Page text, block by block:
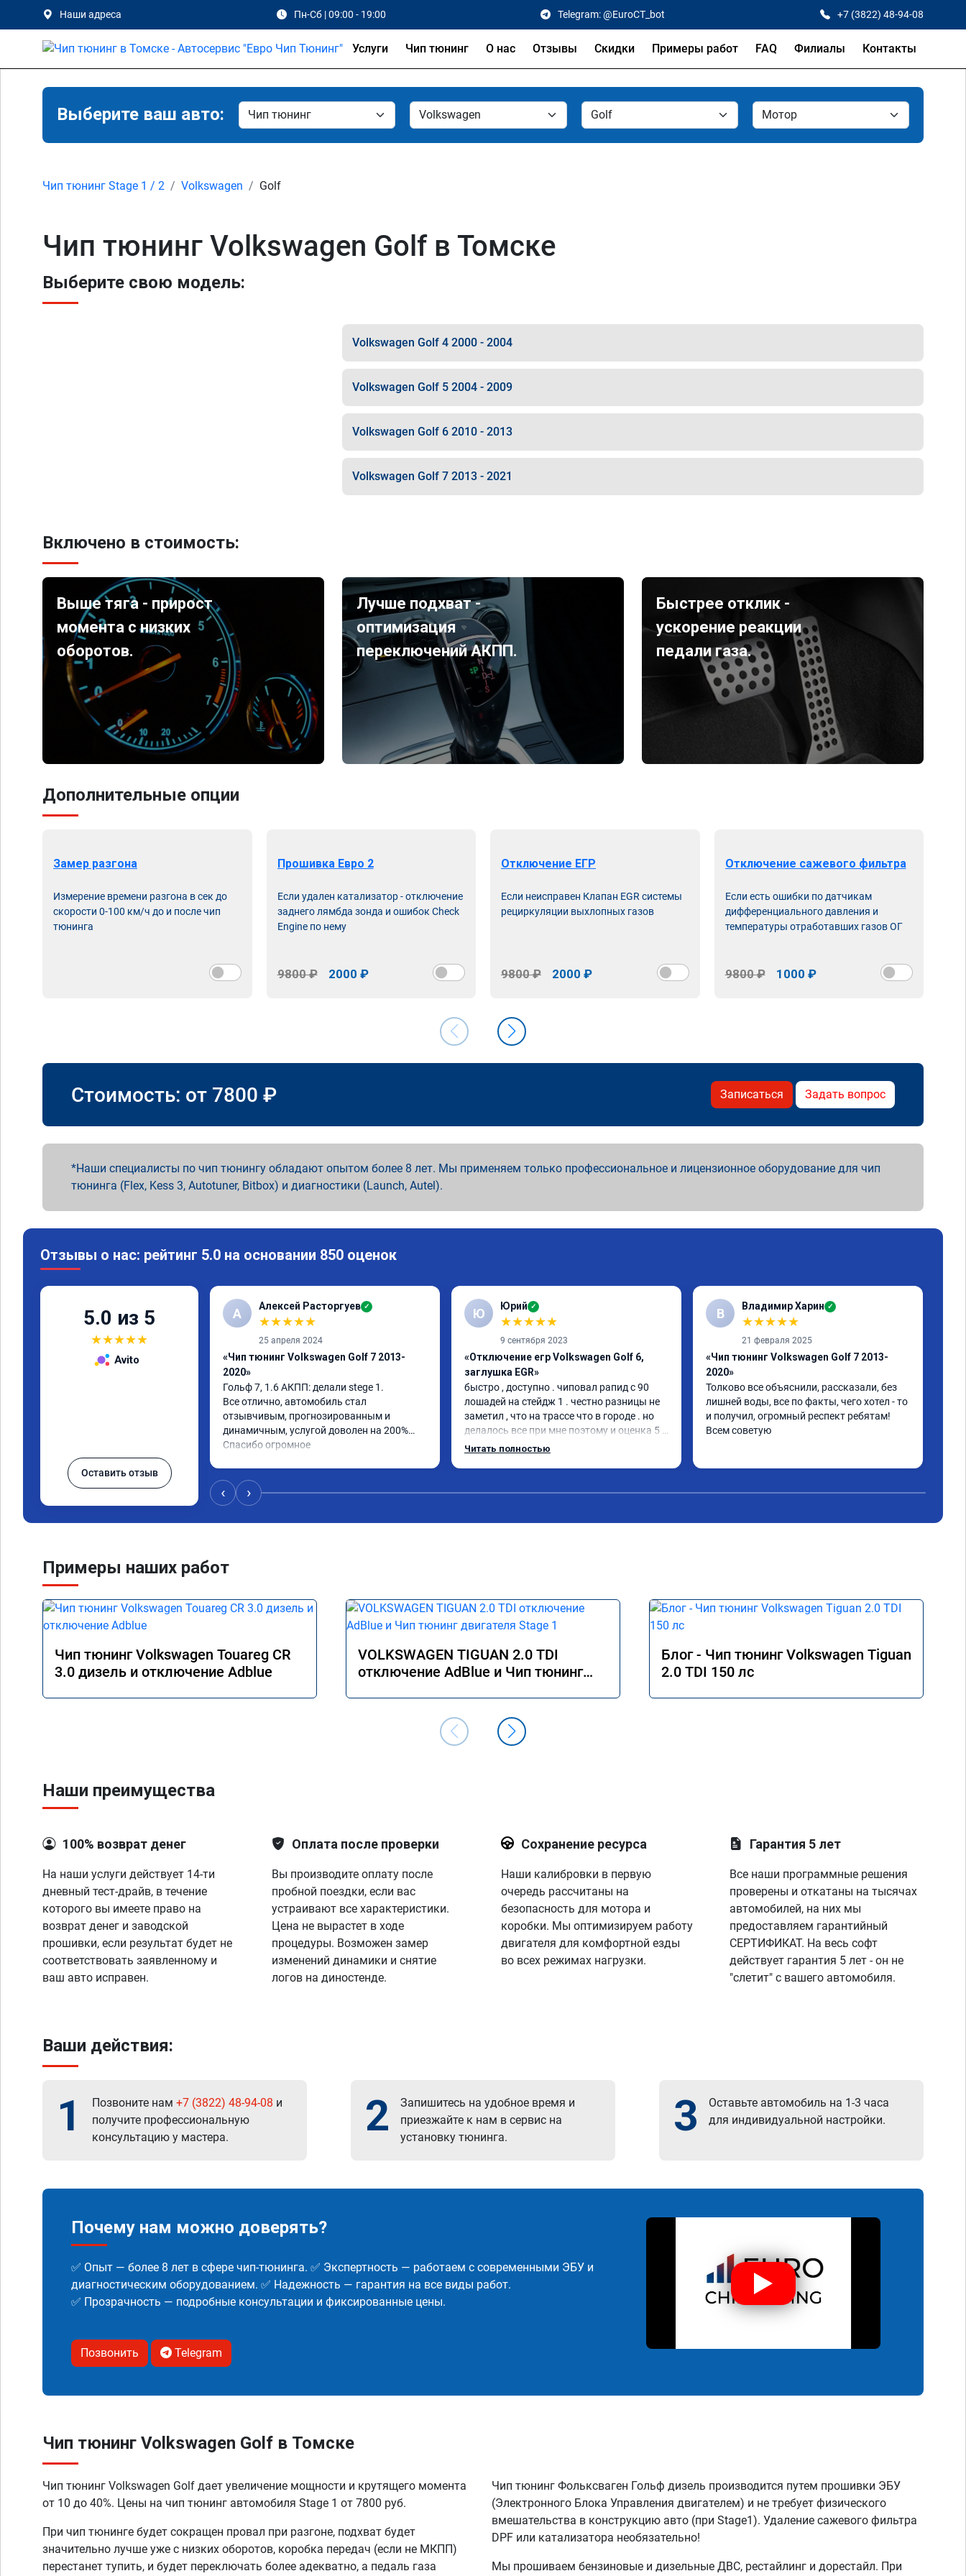
Наши адреса Пн-Сб | 09:00 - 19:00 Telegram: @EuroCT_bot +7 (3822) 48-94-08
Услуги Чип тюнинг О нас Отзывы Скидки Примеры работ FAQ Филиалы Контакты
Выберите ваш авто:
Чип тюнинг Stage 1 / 2 Volkswagen Golf
Чип тюнинг Volkswagen Golf в Томске
Выберите свою модель:
Volkswagen Golf 4 2000 - 2004
Volkswagen Golf 5 2004 - 2009
Volkswagen Golf 6 2010 - 2013
Volkswagen Golf 7 2013 - 2021
Включено в стоимость:
Выше тяга - прирост
момента с низких
оборотов.
Лучше подхват -
оптимизация
переключений АКПП.
Быстрее отклик -
ускорение реакции
педали газа.
Дополнительные опции
Замер разгона
Измерение времени разгона в сек до
скорости 0-100 км/ч до и после чип
тюнинга
Прошивка Евро 2
Если удален катализатор - отключение
заднего лямбда зонда и ошибок Check
Engine по нему
9800 ₽ 2000 ₽
Отключение ЕГР
Если неисправен Клапан EGR системы
рециркуляции выхлопных газов
9800 ₽ 2000 ₽
Отключение сажевого фильтра
Если есть ошибки по датчикам
дифференциального давления и
температуры отработавших газов ОГ
9800 ₽ 1000 ₽
Стоимость: от 7800 ₽ Записаться Задать вопрос
Наши специалисты по чип тюнингу обладают опытом более 8 лет. Мы применяем только профессиональное и лицензионное оборудование для чип
тюнинга (Flex, Kess 3, Autotuner, Bitbox) и диагностики (Launch, Autel).
Отзывы о нас: рейтинг 5.0 на основании 850 оценок
5.0 из 5
★★★★★
Avito
Оставить отзыв
А Алексей Расторгуев ✓
★★★★★
25 апреля 2024
«Чип тюнинг Volkswagen Golf 7 2013-
2020»
Гольф 7, 1.6 АКПП: делали stege 1.
Все отлично, автомобиль стал
отзывчивым, прогнозированным и
динамичным, услугой доволен на 200%
Спасибо огромное
Ю Юрий ✓
★★★★★
9 сентября 2023
«Отключение егр Volkswagen Golf 6,
заглушка EGR»
быстро , доступно . чиповал рапид с 90
лошадей на стейдж 1 . честно разницы не
заметил , что на трассе что в городе . но
делалось все при мне поэтому и оценка 5 .
может быть старый владелец чиповал ...
Читать полностью
В Владимир Харин ✓
★★★★★
21 февраля 2025
«Чип тюнинг Volkswagen Golf 7 2013-
2020»
Толково все объяснили, рассказали, без
лишней воды, все по факты, чего хотел - то
и получил, огромный респект ребятам!
Всем советую
‹ ›
Примеры наших работ
Чип тюнинг Volkswagen Touareg CR
3.0 дизель и отключение Adblue
VOLKSWAGEN TIGUAN 2.0 TDI
отключение AdBlue и Чип тюнинг
Блог - Чип тюнинг Volkswagen Tiguan
2.0 TDI 150 лс
Наши преимущества
100% возврат денег
На наши услуги действует 14-ти
дневный тест-драйв, в течение
которого вы имеете право на
возврат денег и заводской
прошивки, если результат будет не
соответствовать заявленному и
ваш авто исправен.
Оплата после проверки
Вы производите оплату после
пробной поездки, если вас
устраивают все характеристики.
Цена не вырастет в ходе
процедуры. Возможен замер
изменений динамики и снятие
логов на диностенде.
Сохранение ресурса
Наши калибровки в первую
очередь рассчитаны на
безопасность для мотора и
коробки. Мы оптимизируем работу
двигателя для комфортной езды
во всех режимах нагрузки.
Гарантия 5 лет
Все наши программные решения
проверены и откатаны на тысячах
автомобилей, на них мы
предоставляем гарантийный
СЕРТИФИКАТ. На весь софт
действует гарантия 5 лет - он не
"слетит" с вашего автомобиля.
Ваши действия:
1 Позвоните нам +7 (3822) 48-94-08 и
получите профессиональную
консультацию у мастера.
2
Запишитесь на удобное время и
приезжайте к нам в сервис на
установку тюнинга.
3
Оставьте автомобиль на 1-3 часа
для индивидуальной настройки.
Почему нам можно доверять?
✅ Опыт — более 8 лет в сфере чип-тюнинга. ✅ Экспертность — работаем с современными ЭБУ и
диагностическим оборудованием. ✅ Надежность — гарантия на все виды работ.
✅ Прозрачность — подробные консультации и фиксированные цены.
Позвонить Telegram
Чип тюнинг Volkswagen Golf в Томске
Чип тюнинг Volkswagen Golf дает увеличение мощности и крутящего момента
от 10 до 40%. Цены на чип тюнинг автомобиля Stage 1 от 7800 руб.
При чип тюнинге будет сокращен провал при разгоне, подхват будет
значительно лучше уже с низких оборотов, коробка передач (если не МКПП)
перестанет тупить, и будет переключать более адекватно, а педаль газа
Чип тюнинг Фольксваген Гольф дизель производится путем прошивки ЭБУ
(Электронного Блока Управления двигателем) и не требует физического
вмешательства в конструкцию авто (при Stage1). Удаление сажевого фильтра
DPF или катализатора необязательно!
Мы прошиваем бензиновые и дизельные ДВС, рестайлинг и дорестайл. При